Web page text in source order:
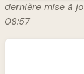
dernière mise à
08:57